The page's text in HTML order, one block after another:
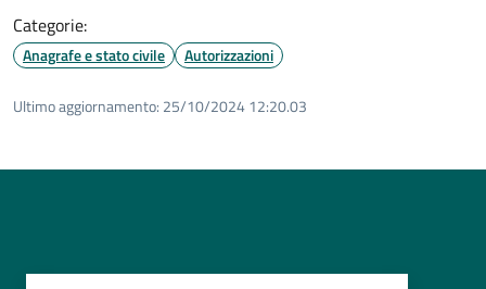
Categorie:
Anagrafe e stato civile Autorizzazioni
Ultimo aggiornamento: 25/10/2024 12:20.03